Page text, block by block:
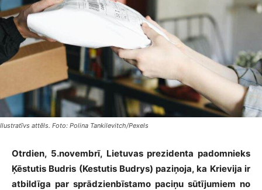
Ilustratīvs attēls. Foto: Polina Tankilevitch/Pexels
Otrdien, 5.novembrī, Lietuvas prezidenta padomnieks
Ķēstutis Budris (Kestutis Budrys) paziņoja, ka Krievija ir
atbildīga par sprādzienbīstamo paciņu sūtījumiem no